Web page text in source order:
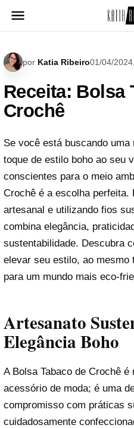
para
por Katia Ribeiro01/04/
Receita: Bolsa
Crochê
Se você está buscando
toque de estilo boho ao seu
conscientes para o meio
Crochê é a escolha perfeita.
artesanal e utilizando fios
combina elegância,
sustentabilidade. Descubra
elevar seu estilo, ao mesmo
para um mundo mais eco-
Artesanato
Elegância Boho
A Bolsa Tabaco de Crochê
acessório de moda; é uma
compromisso com práticas
cuidadosamente